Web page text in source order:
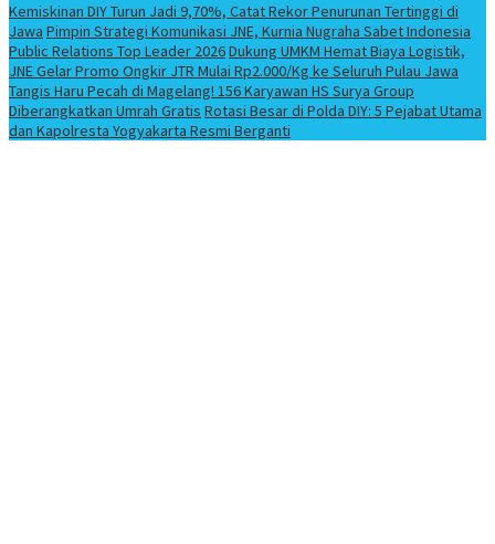
Kemiskinan DIY Turun Jadi 9,70%, Catat Rekor Penurunan Tertinggi di
Jawa Pimpin Strategi Komunikasi JNE, Kurnia Nugraha Sabet Indonesia
Public Relations Top Leader 2026Dukung UMKM Hemat Biaya Logistik,
JNE Gelar Promo Ongkir JTR Mulai Rp2.000/Kg ke Seluruh Pulau Jawa
Tangis Haru Pecah di Magelang! 156 Karyawan HS Surya Group
Diberangkatkan Umrah Gratis Rotasi Besar di Polda DIY: 5 Pejabat Utama
dan Kapolresta Yogyakarta Resmi Berganti